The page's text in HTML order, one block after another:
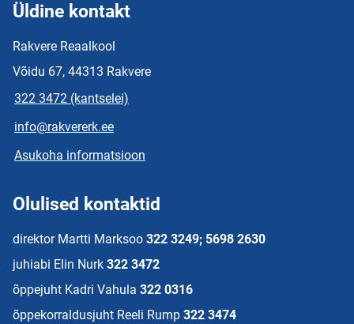
Üldine kontakt
Rakvere Reaalkool
Võidu 67, 44313 Rakvere
322 3472 (kantselei)
info@rakvererk.ee
Asukoha informatsioon
Olulised kontaktid
direktor Martti Marksoo 322 3249; 5698 2630
juhiabi Elin Nurk 322 3472
õppejuht Kadri Vahula 322 0316
õppekorraldusjuht Reeli Rump 322 3474